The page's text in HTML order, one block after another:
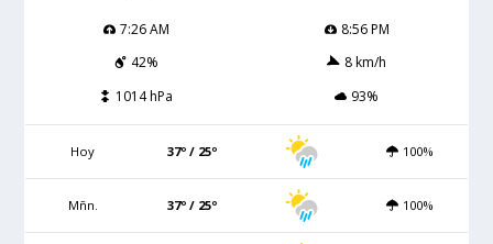
7:26 AM
8:56 PM
42%
8 km/h
1014 hPa
93%
Hoy 37º / 25º 100%
Mñn. 37º / 25º 100%